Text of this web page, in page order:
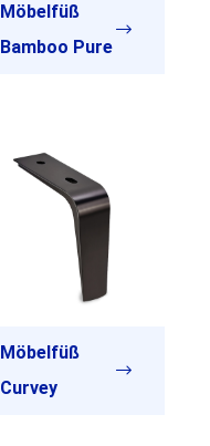
Möbelfüß
Bamboo Pure
Möbelfüß
Curvey